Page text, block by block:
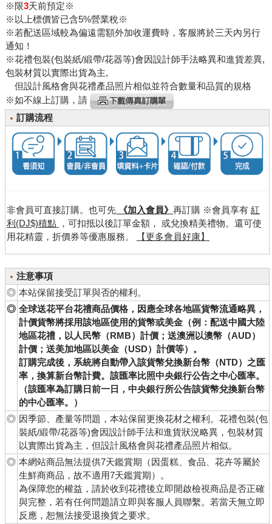
※限3天前預定※
※以上標價皆已含5%營業稅※
※若配送區域較為偏遠需額外加收運費時，客服將於三天內另行
通知！
※花禮包裝(包裝紙/緞帶/花器等)會因設計師手法略異和進貨差異,
包裝材質以實際出貨為主,
但設計風格會與花禮產品照片相似並符合數量和品質的規格
※如不線上訂購，請
訂購流程
非會員可直接訂購。也可先 《加入會員》 再訂購 ※會員享有 紅
利(DJ$)積點 ，可扣抵以後訂單金額， 或兌換精美禮物。還可使
用花精靈，折價券等優惠服務。
【更多會員好康】
注意事項
◎ 本站保留接受訂單與否的權利。
◎ 全球送花平台花禮商品價格，因應全球各地區貨幣流通略異，
計價貨幣將採用該地區使用的貨幣或美金（例：配送中國大陸
地區花禮，以人民幣（RMB）計價；送澳洲以澳幣（AUD）
計價；送美加地區以美金（USD）計價等）。
訂購完成後，系統將自動帶入該貨幣兌換新台幣（NTD）之匯
率，換算新台幣計費。該匯率比照中央銀行公告之中心匯率。
（該匯率為訂購日前一日，中央銀行所公告該貨幣兌換新台幣
的中心匯率。）
◎ 因季節、產量等問題，本站保留更換花材之權利。花禮包裝(包
裝紙/緞帶/花器等)會因設計師手法和進貨狀況略異，包裝材質
以實際出貨為主，但設計風格會與花禮產品照片相似。
◎ 本網站商品無法提供7天鑑賞期（因蛋糕、食品、花卉等屬於
生鮮商商品，故不適用7天鑑賞期）。
為保障您的權益，請於收到花禮後立即開啟檢視商品是否正確
與完整，若有任何問題請立即與客服人員聯繫。若當天無立即
反應，恕無法接受退換貨之要求。